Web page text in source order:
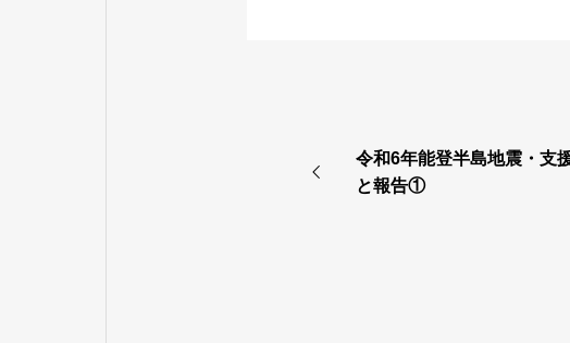
令和6年能登半島地震・⽀
と報告①